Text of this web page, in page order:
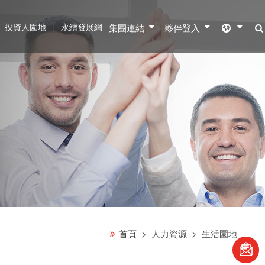
投資人園地 永續發展網 集團連結 夥伴登入
首頁 人力資源 生活園地